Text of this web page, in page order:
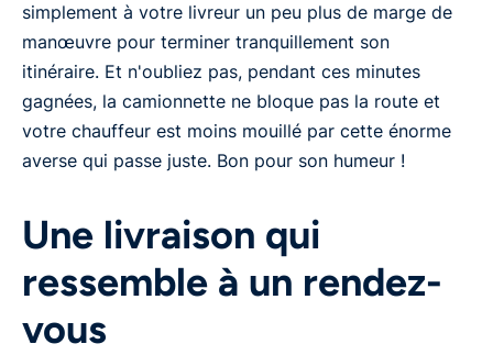
simplement à votre livreur un peu plus de marge de
manœuvre pour terminer tranquillement son
itinéraire. Et n'oubliez pas, pendant ces minutes
gagnées, la camionnette ne bloque pas la route et
votre chauffeur est moins mouillé par cette énorme
averse qui passe juste. Bon pour son humeur !
Une livraison qui
ressemble à un rendez-
vous